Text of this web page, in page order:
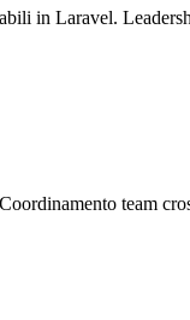
in Laravel.
team